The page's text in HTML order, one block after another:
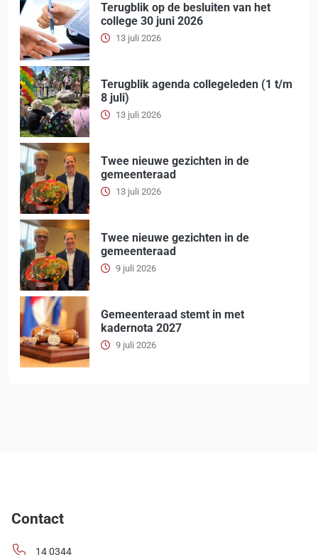
Terugblik op de besluiten van het
college 30 juni 2026
13 juli 2026
Terugblik agenda collegeleden (1 t/m
8 juli)
13 juli 2026
Twee nieuwe gezichten in de
gemeenteraad
13 juli 2026
Twee nieuwe gezichten in de
gemeenteraad
9 juli 2026
Gemeenteraad stemt in met
kadernota 2027
9 juli 2026
Contact
14 0344